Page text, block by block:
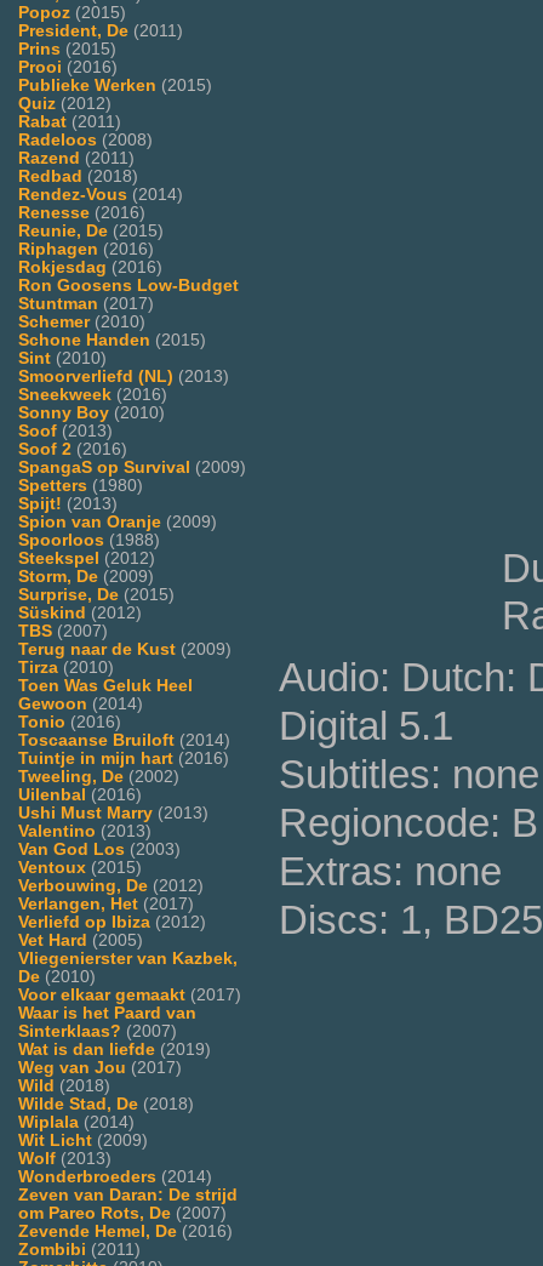
Popoz (2015)
President, De (2011)
Prins (2015)
Prooi (2016)
Publieke Werken (2015)
Quiz (2012)
Rabat (2011)
Radeloos (2008)
Razend (2011)
Redbad (2018)
Rendez-Vous (2014)
Renesse (2016)
Reunie, De (2015)
Riphagen (2016)
Rokjesdag (2016)
Ron Goosens Low-Budget
Stuntman (2017)
Schemer(2010)
Schone Handen (2015)
Sint (2010)
Smoorverliefd (NL) (2013)
Sneekweek (2016)
Sonny Boy (2010)
Soof (2013)
Soof 2 (2016)
SpangaS op Survival (2009)
Spetters (1980)
Spijt! (2013)
Spion van Oranje (2009)
Spoorloos (1988)
Steekspel (2012)
Storm, De (2009)
Surprise, De (2015)
Süskind (2012)
TBS (2007)
Terug naar de Kust (2009)
Tirza (2010)
Toen Was Geluk Heel
Gewoon (2014)
Tonio (2016)
Toscaanse Bruiloft (2014)
Tuintje in mijn hart (2016)
Tweeling, De (2002)
Uilenbal (2016)
Ushi Must Marry (2013)
Valentino (2013)
Van God Los (2003)
Ventoux (2015)
Verbouwing, De (2012)
Verlangen, Het (2017)
Verliefd op Ibiza (2012)
Vet Hard (2005)
Vliegenierster van Kazbek,
De (2010)
Voor elkaar gemaakt (2017)
Waar is het Paard van
Sinterklaas? (2007)
Wat is dan liefde (2019)
Weg van Jou (2017)
Wild (2018)
Wilde Stad, De (2018)
Wiplala (2014)
Wit Licht (2009)
Wolf (2013)
Wonderbroeders (2014)
Zeven van Daran: De strijd
om Pareo Rots, De (2007)
Zevende Hemel, De (2016)
Zombibi (2011)
Audio: Dutch:
Digital 5.1
Subtitles: none
Regioncode:
Extras: none
Discs: 1, BD25